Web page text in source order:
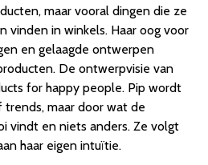
maar vooral dingen die ze
vinden in winkels. Haar oog voor
en gelaagde ontwerpen
De ontwerpvisie van
for happy people. Pip wordt
maar door wat de
vindt en niets anders. Ze volgt
haar eigen intuïtie.